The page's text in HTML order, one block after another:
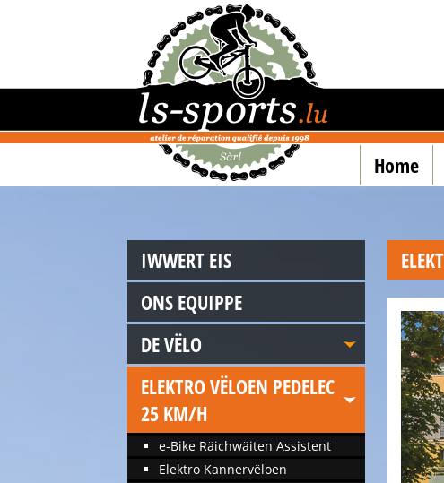
Home
IWWERT EIS
ONS EQUIPPE
DE VËLO
ELEKTRO VËLOEN PEDELEC
25 KM/H
e-Bike Räichwäiten Assistent
Elektro Kannervëloen